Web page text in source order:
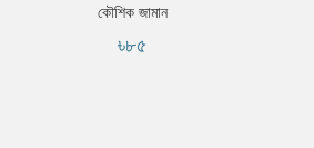
কৌশিক জামান
৳৮৫